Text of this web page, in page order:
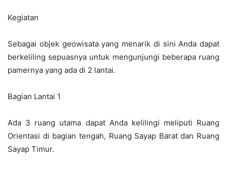
Kegiatan
Sebagai objek geowisata yang menarik di sini Anda dapat
berkeliling sepuasnya untuk mengunjungi beberapa ruang
pamernya yang ada di 2 lantai.
Bagian Lantai 1
Ada 3 ruang utama dapat Anda kelilingi meliputi Ruang
Orientasi di bagian tengah, Ruang Sayap Barat dan Ruang
Sayap Timur.